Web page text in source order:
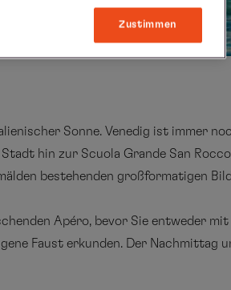
Sonne. Venedig ist immer
hin zur Scuola Grande San
bestehenden großformatigen
Apéro, bevor Sie entweder
Faust erkunden. Der Nachmittag
Zustimmen